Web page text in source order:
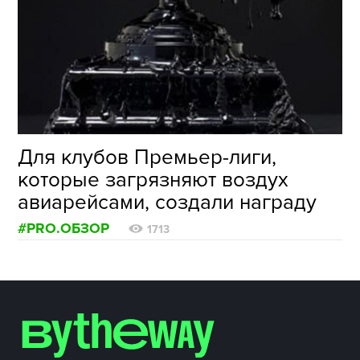
Для клубов Премьер-лиги,
которые загрязняют воздух
авиарейсами, создали награду
#PRO.ОБЗОР 1713
ФОТОГРАФИЯ
ТИПОГРАФИКА
ИСТОРИИ БРЕНДОВ
РЕКЛАМА
КОНТАКТЫ